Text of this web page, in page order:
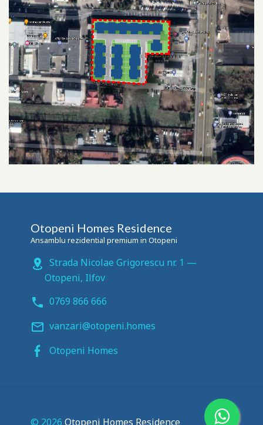
Otopeni Homes Residence
Ansamblu rezidential premium in Otopeni
Strada Nicolae Grigorescu nr. 1 —
Otopeni, Ilfov
0769 866 666
vanzari@otopeni.homes
Otopeni Homes
© 2026Otopeni Homes Residence